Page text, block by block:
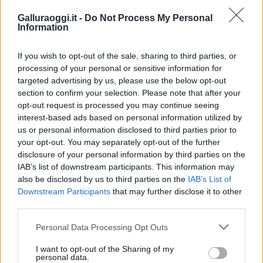
Galluraoggi.it - Do Not Process My Personal
Information
If you wish to opt-out of the sale, sharing to third parties, or
processing of your personal or sensitive information for
targeted advertising by us, please use the below opt-out
section to confirm your selection. Please note that after your
opt-out request is processed you may continue seeing
interest-based ads based on personal information utilized by
us or personal information disclosed to third parties prior to
your opt-out. You may separately opt-out of the further
disclosure of your personal information by third parties on the
IAB’s list of downstream participants. This information may
also be disclosed by us to third parties on the IAB’s List of
Downstream Participants that may further disclose it to other
Please note that this website/app uses one or more Google
not limited to your visit or usage behaviour. You may click to
Personal Data Processing Opt Outs
I want to opt-out of the Sharing of my
personal data.
minori, Albieri: “Episodi gravissimi”
Gallura, finti clienti svuotano le suite: furto da
50mila nel resort
Meteo Olbia 7 agosto, sole e caldo tornano
protagonisti
Test tunnel Olbia: rampe chiuse ancora fino a
amate dell’estate 2026